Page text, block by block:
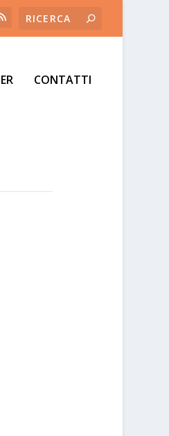
CONTATTI